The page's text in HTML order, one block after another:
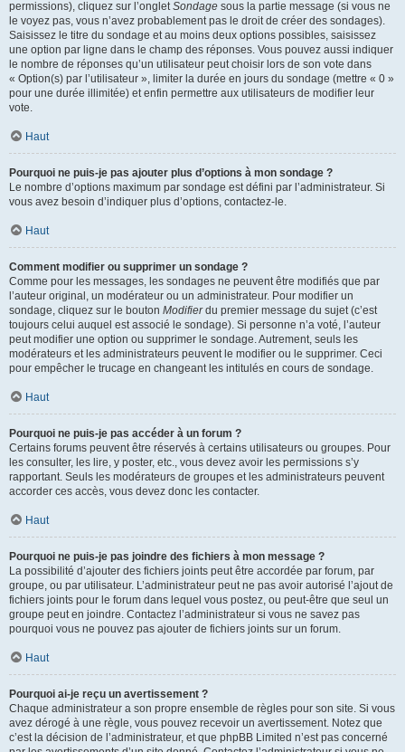
permissions), cliquez sur l’ongletSondage sous la partie message (si vous ne
le voyez pas, vous n’avez probablement pas le droit de créer des sondages).
Saisissez le titre du sondage et au moins deux options possibles, saisissez
une option par ligne dans le champ des réponses. Vous pouvez aussi indiquer
le nombre de réponses qu’un utilisateur peut choisir lors de son vote dans
« Option(s) par l’utilisateur », limiter la durée en jours du sondage (mettre « 0 »
pour une durée illimitée) et enfin permettre aux utilisateurs de modifier leur
vote.
Haut
Pourquoi ne puis-je pas ajouter plus d’options à mon sondage ?
Le nombre d’options maximum par sondage est défini par l’administrateur. Si
vous avez besoin d’indiquer plus d’options, contactez-le.
Haut
Comment modifier ou supprimer un sondage ?
Comme pour les messages, les sondages ne peuvent être modifiés que par
l’auteur original, un modérateur ou un administrateur. Pour modifier un
sondage, cliquez sur le bouton Modifierdu premier message du sujet (c’est
toujours celui auquel est associé le sondage). Si personne n’a voté, l’auteur
peut modifier une option ou supprimer le sondage. Autrement, seuls les
modérateurs et les administrateurs peuvent le modifier ou le supprimer. Ceci
pour empêcher le trucage en changeant les intitulés en cours de sondage.
Haut
Pourquoi ne puis-je pas accéder à un forum ?
Certains forums peuvent être réservés à certains utilisateurs ou groupes. Pour
les consulter, les lire, y poster, etc., vous devez avoir les permissions s’y
rapportant. Seuls les modérateurs de groupes et les administrateurs peuvent
accorder ces accès, vous devez donc les contacter.
Haut
Pourquoi ne puis-je pas joindre des fichiers à mon message ?
La possibilité d’ajouter des fichiers joints peut être accordée par forum, par
groupe, ou par utilisateur. L’administrateur peut ne pas avoir autorisé l’ajout de
fichiers joints pour le forum dans lequel vous postez, ou peut-être que seul un
groupe peut en joindre. Contactez l’administrateur si vous ne savez pas
pourquoi vous ne pouvez pas ajouter de fichiers joints sur un forum.
Haut
Pourquoi ai-je reçu un avertissement ?
Chaque administrateur a son propre ensemble de règles pour son site. Si vous
avez dérogé à une règle, vous pouvez recevoir un avertissement. Notez que
c’est la décision de l’administrateur, et que phpBB Limited n’est pas concerné